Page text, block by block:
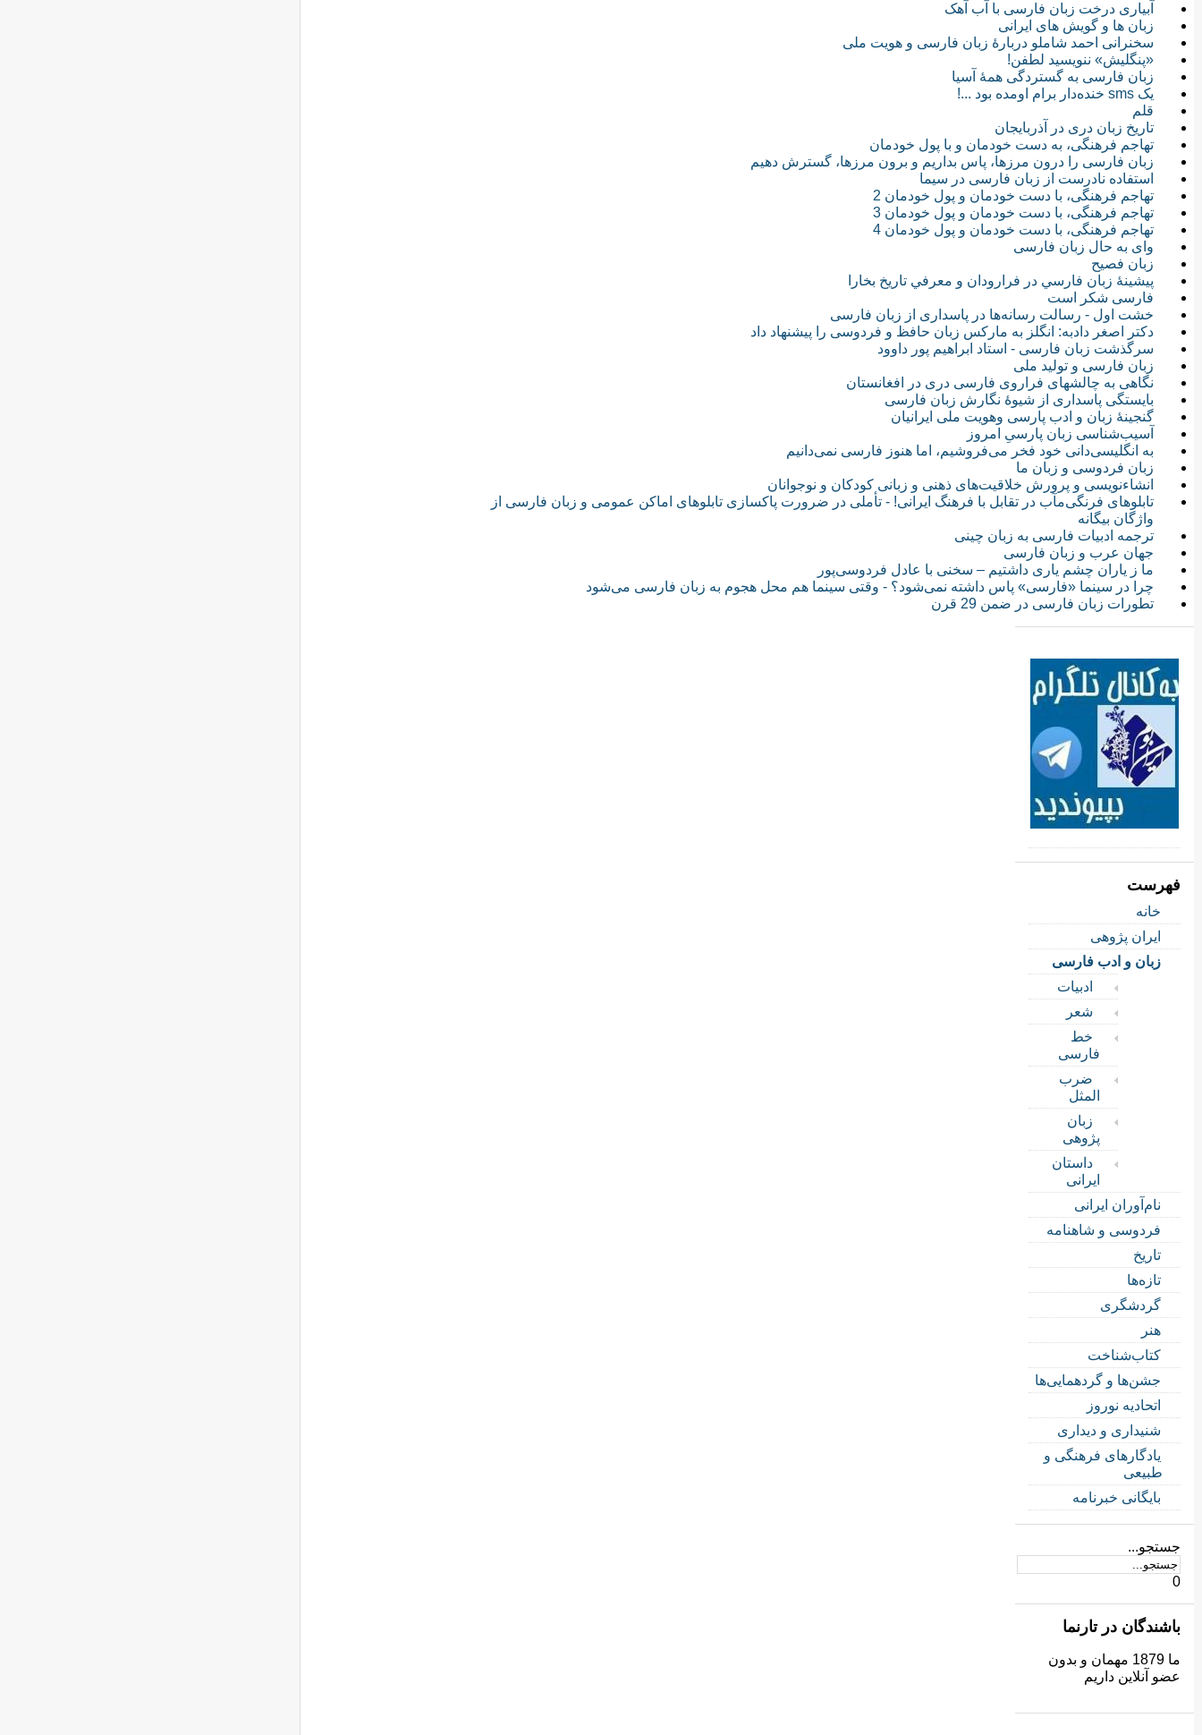
آبیاری درخت زبان فارسی با آب آهک
زبان ها و گویش های ایرانی
سخنرانی احمد شاملو دربارۀ زبان فارسی و هویت ملی
«پنگلیش» ننویسید لطفن!
زبان فارسی به گستردگی همۀ آسیا
یک sms خنده‌دار برام اومده بود ...!
قلم
تاریخ زبان دری در آذربایجان
تهاجم فرهنگی، به دست خودمان و با پول خودمان
زبان فارسی را درون مرز‎ها، پاس بداریم و برون مرزها، گسترش دهیم
استفاده نادرست از زبان فارسی در سیما
تهاجم فرهنگی، با دست خودمان و پول خودمان 2
تهاجم فرهنگی، با دست خودمان و پول خودمان 3
تهاجم فرهنگی، با دست خودمان و پول خودمان 4
وای به حال زبان فارسی
زبان فصیح
پيشينهٔ زبان فارسي در فرارودان و معرفي تاريخ بخارا
فارسی شکر است
خشت اول - رسالت رسانه‌ها در پاسداری از زبان فارسی
دكتر اصغر دادبه: انگلز به مارکس زبان حافظ و فردوسی را پیشنهاد داد
سرگذشت زبان فارسی - استاد ابراهیم پور داوود
زبان فارسی و تولید ملی
نگاهی به چالشهای فراروی فارسی دری در افغانستان
بایستگی پاسداری از شیوۀ نگارش زبان فارسی
گنجینهٔ زبان و ادب پارسی وهویت ملی ایرانیان
آسیب‌شناسی زبان پارسیِ امروز
به انگلیسی‌دانی خود فخر می‌فروشیم، اما هنوز فارسی نمی‌دانیم
زبان فردوسی و زبان ما
انشاءنویسی و پرورش خلاقیت‌های ذهنی و زبانی کودکان و نوجوانان
تابلوهای فرنگی‌مآب در تقابل با فرهنگ ایرانی! - تأملی در ضرورت پاکسازی تابلوهای اماکن عمومی و زبان فارسی از
واژگان بیگانه
ترجمه ادبیات فارسی به زبان چینی
جهان عرب و زبان فارسی
ما ز یاران چشم یاری داشتیم – سخنی با عادل فردوسی‌پور
چرا در سینما «فارسی» پاس داشته نمی‌شود؟ - وقتی سینما هم محل هجوم به زبان فارسی می‌شود
تطورات زبان فارسی در ضمن 29 قرن
فهرست
خانه
ایران پژوهی
زبان و ادب فارسی
ادبیات
شعر
خط
فارسی
ضرب
المثل
زبان
پژوهی
داستان
ایرانی
نام‌آوران ایرانی
فردوسی و شاهنامه
تاریخ
تازه‌ها
گردشگری
هنر
کتاب‌شناخت
جشن‌ها و گردهمایی‌ها
اتحادیه نوروز
شنیداری و دیداری
یادگارهای فرهنگی و
طبیعی
بایگانی خبرنامه
جستجو...
0
باشندگان در تارنما
ما 1879 مهمان و بدون
عضو آنلاین داریم